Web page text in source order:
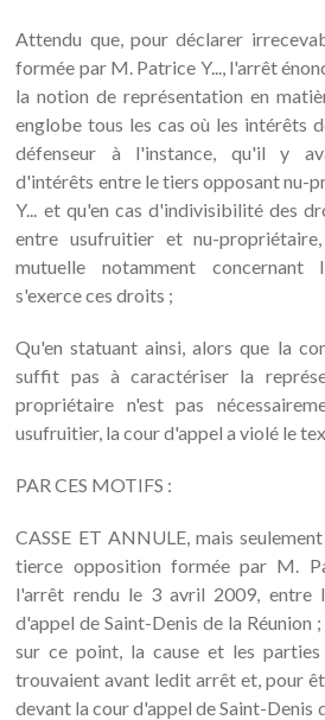
Attendu que, pour déclarer
formée par M. Patrice Y..., l'arrêt
la notion de représentation en
englobe tous les cas où les intérêts
défenseur à l'instance, qu'il y
d'intérêts entre le tiers opposant nu-
Y... et qu'en cas d'indivisibilité des
entre usufruitier et nu-
mutuelle notamment concernant
s'exerce ces droits ;
Qu'en statuant ainsi, alors que la
suffit pas à caractériser la
propriétaire n'est pas
usufruitier, la cour d'appel a violé le
PAR CES MOTIFS :
CASSE ET ANNULE, mais
tierce opposition formée par M.
l'arrêt rendu le 3 avril 2009, entre
d'appel de Saint-Denis de la Réunion
sur ce point, la cause et les
trouvaient avant ledit arrêt et, pour
devant la cour d'appel de Saint-Denis